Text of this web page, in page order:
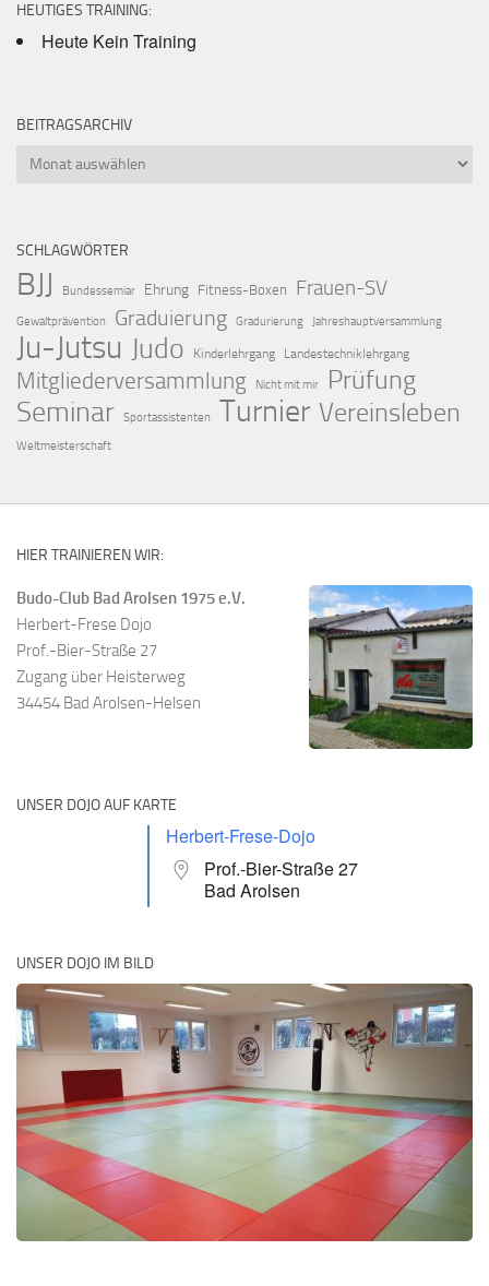
HEUTIGES TRAINING:
Heute Kein Training
BEITRAGSARCHIV
Beitragsarchiv
SCHLAGWÖRTER
BJJ Bundessemiar Ehrung Fitness-Boxen Frauen-SV
Gewaltprävention Graduierung Gradurierung Jahreshauptversammlung
Ju-Jutsu Judo Kinderlehrgang Landestechniklehrgang
Mitgliederversammlung Nicht mit mir Prüfung
Seminar Sportassistenten Turnier Vereinsleben
Weltmeisterschaft
HIER TRAINIEREN WIR:
Budo-Club Bad Arolsen 1975 e.V.
Herbert-Frese Dojo
Prof.-Bier-Straße 27
Zugang über Heisterweg
34454 Bad Arolsen-Helsen
UNSER DOJO AUF KARTE
Herbert-Frese-Dojo
Prof.-Bier-Straße 27
Bad Arolsen
UNSER DOJO IM BILD